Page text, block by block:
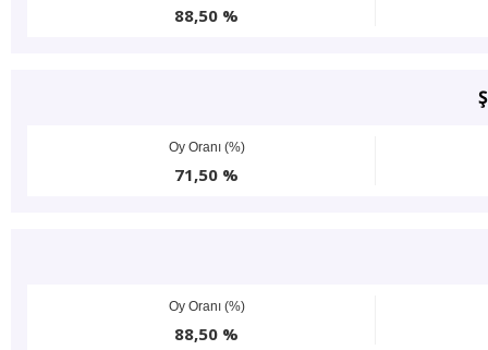
88,50 %
Oy Oranı (%)
71,50 %
Oy Oranı (%)
88,50 %